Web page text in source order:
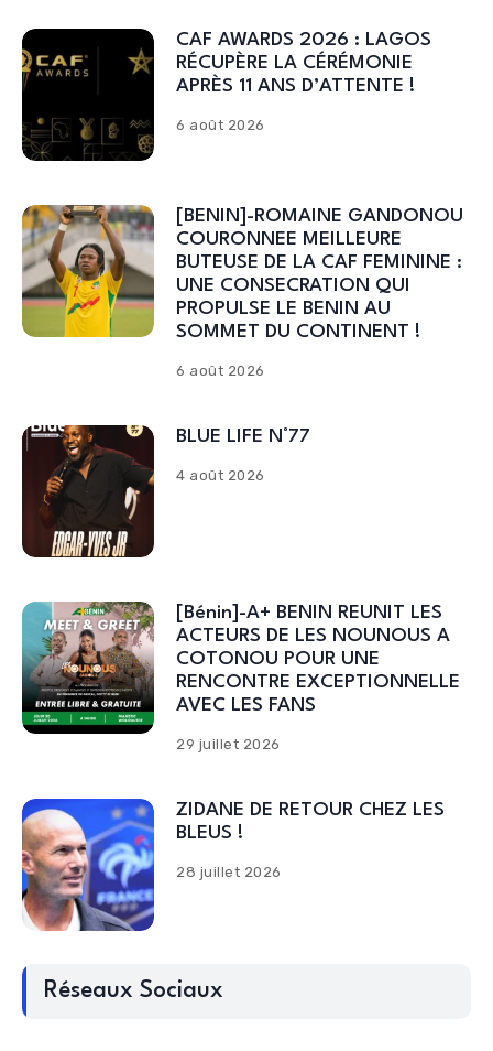
CAF AWARDS 2026 : LAGOS
RÉCUPÈRE LA CÉRÉMONIE
APRÈS 11 ANS D’ATTENTE !
6 août 2026
[BENIN]-ROMAINE GANDONOU
COURONNEE MEILLEURE
BUTEUSE DE LA CAF FEMININE :
UNE CONSECRATION QUI
PROPULSE LE BENIN AU
SOMMET DU CONTINENT !
6 août 2026
BLUE LIFE N°77
4 août 2026
[Bénin]-A+ BENIN REUNIT LES
ACTEURS DE LES NOUNOUS A
COTONOU POUR UNE
RENCONTRE EXCEPTIONNELLE
AVEC LES FANS
29 juillet 2026
ZIDANE DE RETOUR CHEZ LES
BLEUS !
28 juillet 2026
Réseaux Sociaux